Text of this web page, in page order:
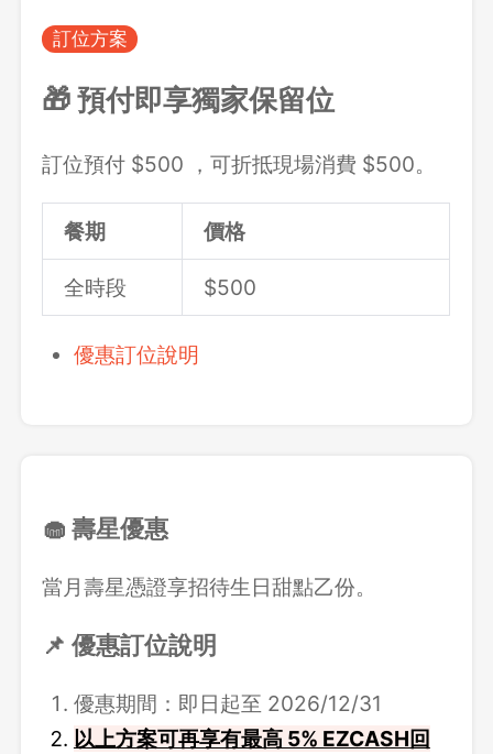
訂位方案
🎁 預付即享獨家保留位
訂位預付 $500 ，可折抵現場消費 $500。
餐期 價格
全時段 $500
優惠訂位說明
🧁 壽星優惠
當月壽星憑證享招待生日甜點乙份。
📌 優惠訂位說明
優惠期間：即日起至 2026/12/31
以上方案可再享有最高 5% EZCASH回